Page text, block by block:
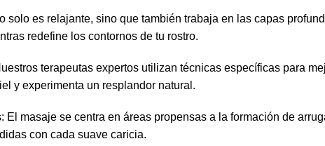
solo es relajante, sino que también trabaja en las capas
redefine los contornos de tu rostro.
terapeutas expertos utilizan técnicas específicas para
y experimenta un resplandor natural.
El masaje se centra en áreas propensas a la formación de
con cada suave caricia.